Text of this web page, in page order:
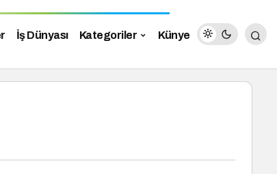
İş Dünyası Kategoriler Künye